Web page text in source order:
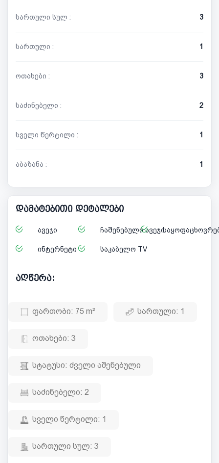
სართული სულ : 3
სართული : 1
ოთახები : 3
საძინებელი : 2
სველი წერტილი : 1
აბაზანა : 1
დამატებითი დეტალები
ავეჯი ჩაშენებული ავეჯი
ინტერნეტი საკაბელო TV
აღწერა:
ფართობი: 75 m² სართული: 1
ოთახები: 3
სტატუსი: ძველი აშენებული
საძინებელი: 2
სველი წერტილი: 1
სართული სულ: 3